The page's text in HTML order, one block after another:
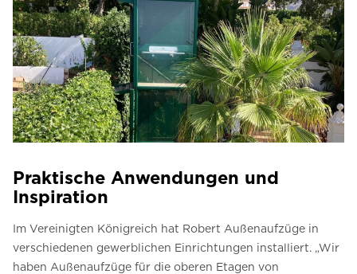
Praktische Anwendungen und
Inspiration
Im Vereinigten Königreich hat Robert Außenaufzüge in
verschiedenen gewerblichen Einrichtungen installiert. „Wir
haben Außenaufzüge für die oberen Etagen von